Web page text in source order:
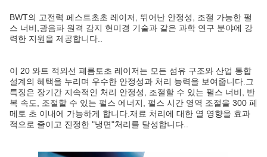
BWT의 고전력 페스트초초 레이저, 뛰어난 안정성, 조절 가능한 펄
스 너비,광음파 원격 감지 현미경 기술과 같은 과학 연구 분야에 강
력한 지원을 제공합니다..
이 20 와트 적외선 페름토초 레이저는 모든 섬유 구조와 산업 통합
설계의 혜택을 누리며 우수한 안정성과 처리 능력을 보여줍니다.그
특징은 장기간 지속적인 처리 안정성, 조절할 수 있는 펄스 너비, 반
복 속도, 조절할 수 있는 펄스 에너지, 펄스 시간 영역 조절을 300 페
메토 초 이내에 가능하게 합니다.재료 처리에 대한 열 영향을 효과
적으로 줄이고 진정한 "냉면"처리를 달성합니다..